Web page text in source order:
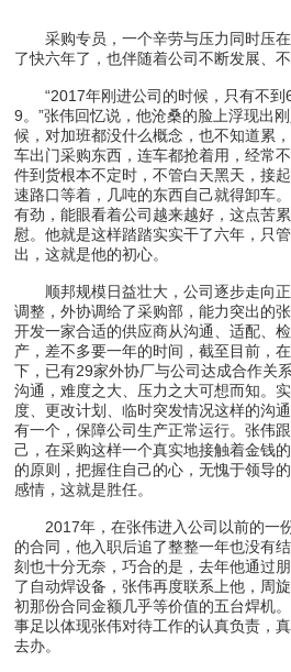
采购专员，一个辛劳与压力同时压在
了快六年了，也伴随着公司不断发展、
“2017年刚进公司的时候，只有不到
9。”张伟回忆说，他沧桑的脸上浮现出
候，对加班都没什么概念，也不知道累
车出门采购东西，连车都抢着用，经常
件到货根本不定时，不管白天黑天，接
速路口等着，几吨的东西自己就得卸车
有劲，能眼看着公司越来越好，这点苦
慰。他就是这样踏踏实实干了六年，只
出，这就是他的初心。
顺邦规模日益壮大，公司逐步走向正
调整，外协调给了采购部，能力突出的
开发一家合适的供应商从沟通、适配、
产，差不多要一年的时间，截至目前，
下，已有29家外协厂与公司达成合作关
沟通，难度之大、压力之大可想而知。
度、更改计划、临时突发情况这样的沟
有一个，保障公司生产正常运行。张伟
己，在采购这样一个真实地接触着金钱
的原则，把握住自己的心，无愧于领导
感情，这就是胜任。
2017年，在张伟进入公司以前的一
的合同，他入职后追了整整一年也没有
刻也十分无奈，巧合的是，去年他通过
了自动焊设备，张伟再度联系上他，周
初那份合同金额几乎等价值的五台焊机
事足以体现张伟对待工作的认真负责，
去办。